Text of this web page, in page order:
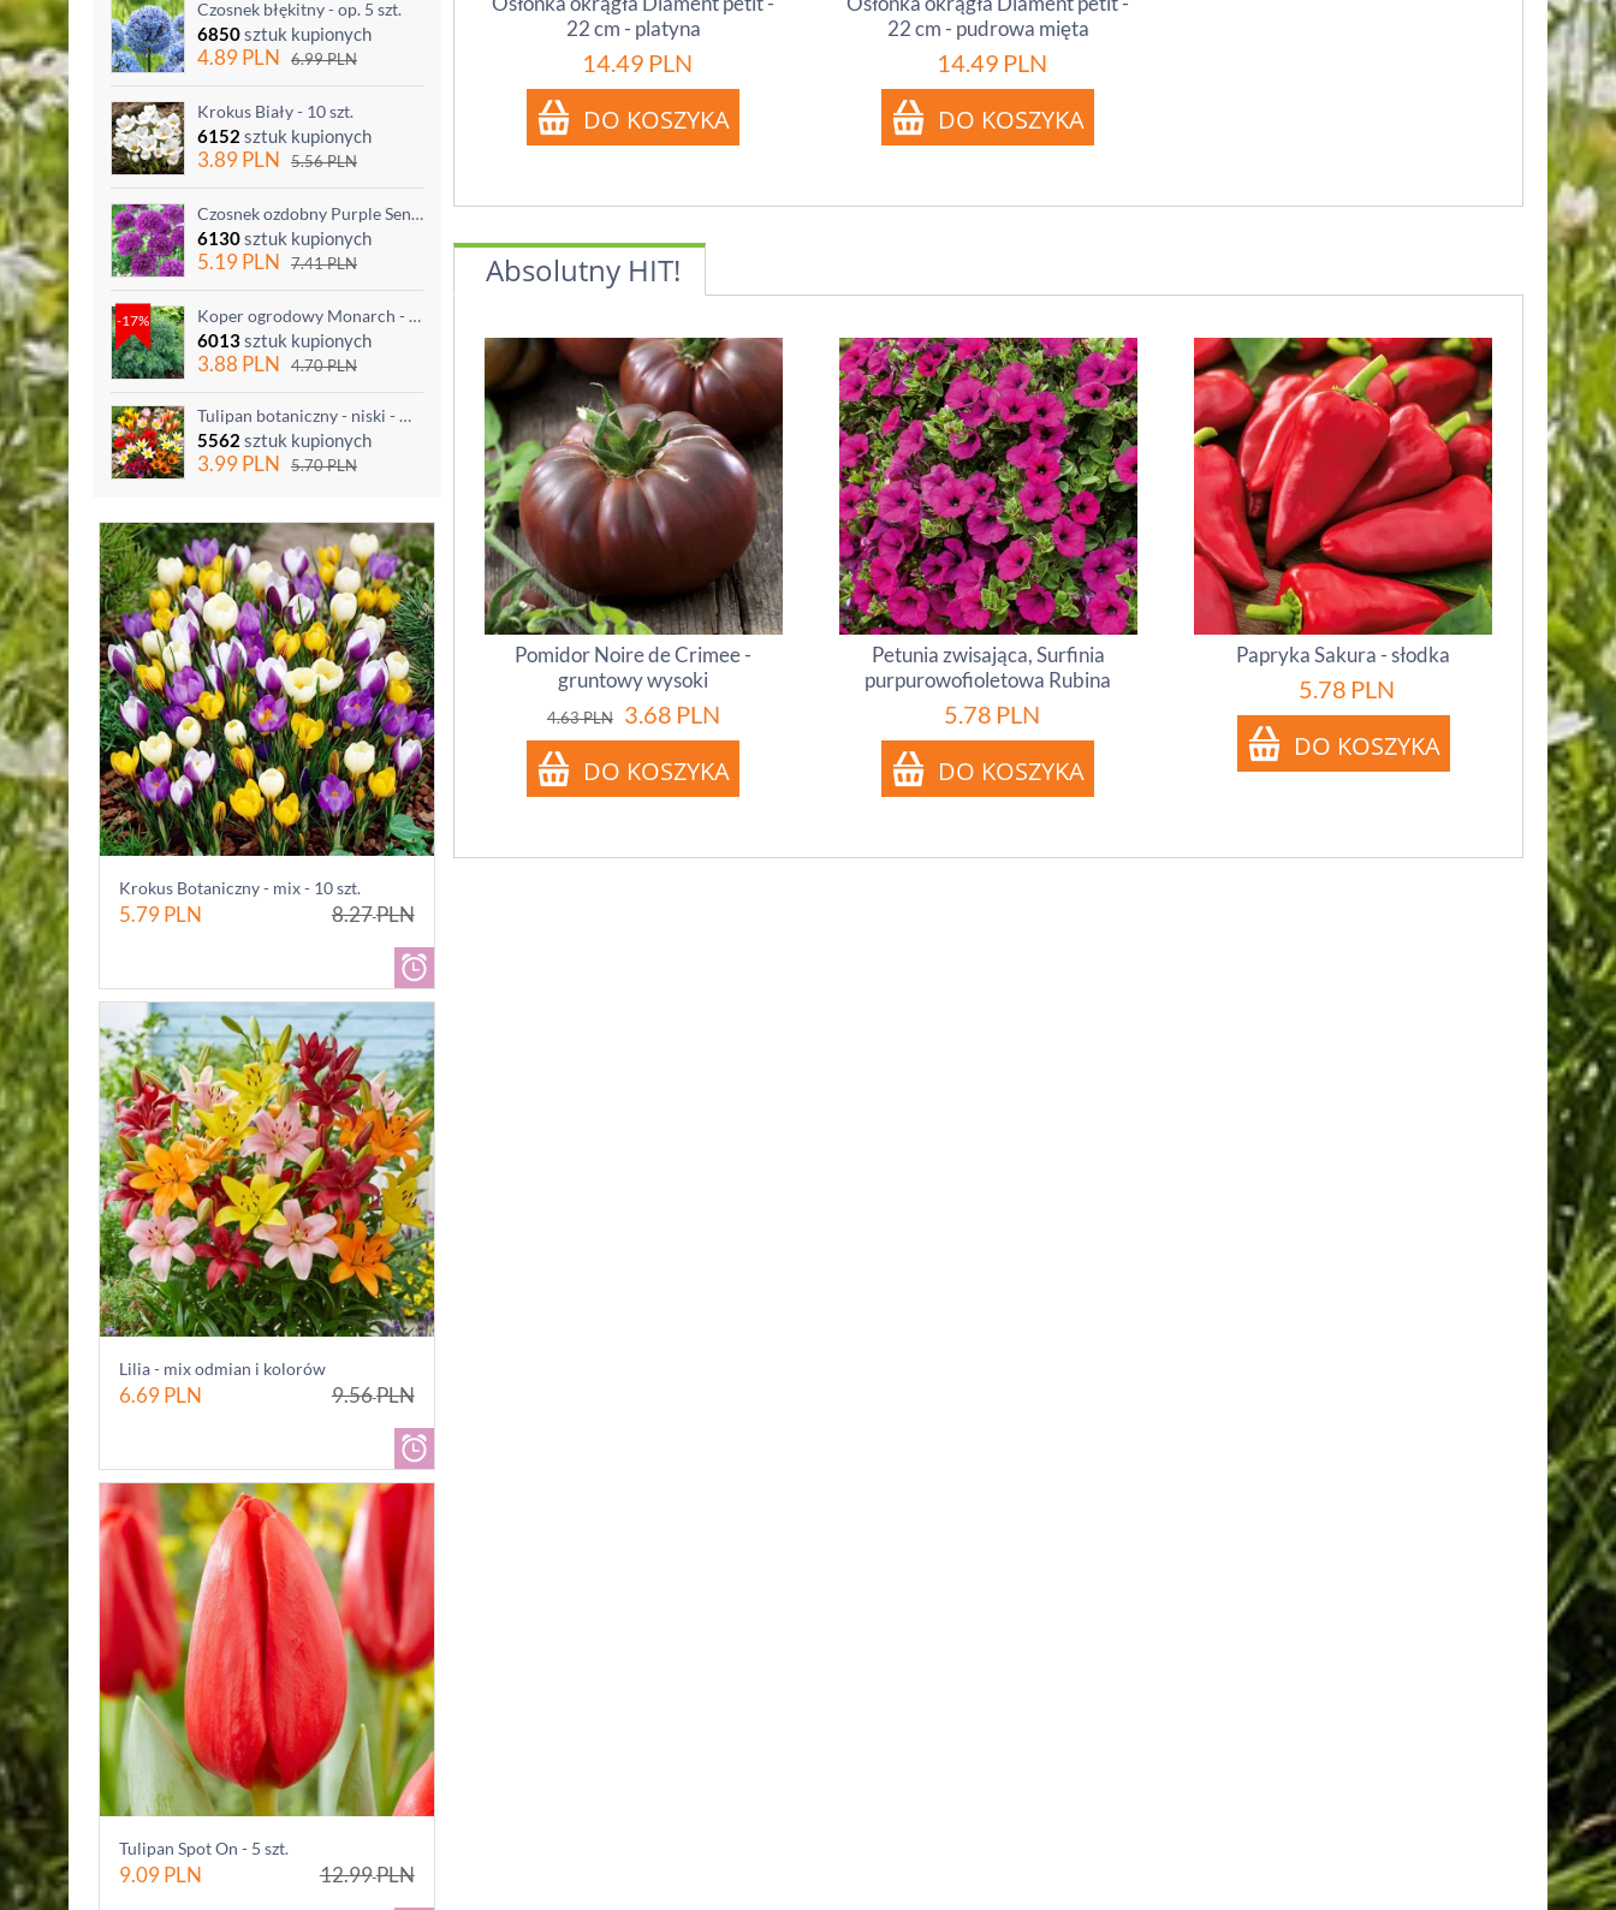
Czosnek błękitny - op. 5 szt.
6850sztuk kupionych
4.89PLN 6.99PLN
Krokus Biały - 10 szt.
6152 sztuk kupionych
3.89PLN 5.56PLN
Czosnek ozdobny Purple Sensation - op. 3 szt.
6130sztuk kupionych
5.19PLN 7.41PLN
-17% Koper ogrodowy Monarch - po ścięciu odrasta
6013sztuk kupionych
3.88 PLN 4.70PLN
Tulipan botaniczny - niski - mix kolorów - 5 szt.
5562 sztuk kupionych
3.99PLN 5.70PLN
Krokus Botaniczny - mix - 10 szt.
5.79PLN 8.27PLN
Lilia - mix odmian i kolorów
6.69PLN 9.56PLN
Tulipan Spot On - 5 szt.
9.09PLN 12.99PLN
22 cm - platyna
14.49 PLN
22 cm - pudrowa mięta
14.49 PLN
Absolutny HIT!
Pomidor Noire de Crimee -
gruntowy wysoki
4.63PLN 3.68 PLN
Petunia zwisająca, Surfinia
purpurowofioletowa Rubina
5.78 PLN
Papryka Sakura - słodka
5.78 PLN